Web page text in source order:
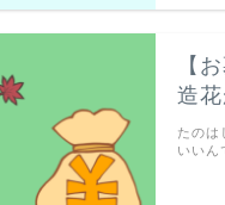
【
造
たのは
いいん